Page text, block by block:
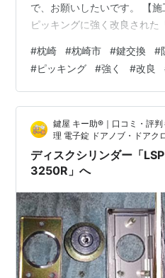
で、お願いしたいです。 【
ピッキングに強く改良された
いており、確かに古いもので
グ被害にたくさんあったタイ
やすさを考慮すると、上下同
もありますが、ご予算の都合
「U9/MIWA」への交換にてご
は既存のタイプから改良され
#枕崎 #枕崎市 #鍵交換 #
#ピッキング #強く #改良
鍵屋 キー助®｜口コミ・評
理 電子錠 ドアノブ・ドアク
ディスクシリンダー「
3250R」へ